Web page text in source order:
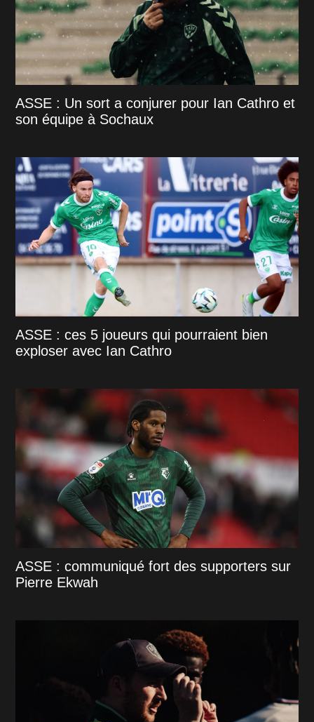
ASSE : Un sort a conjurer pour Ian Cathro et
son équipe à Sochaux
ASSE : ces 5 joueurs qui pourraient bien
exploser avec Ian Cathro
ASSE : communiqué fort des supporters sur
Pierre Ekwah